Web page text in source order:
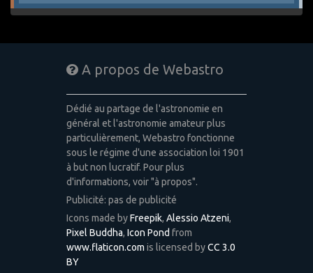
A propos de Webastro
Dédié au partage de l'astronomie en
général et l'astronomie amateur plus
particulièrement, Webastro fonctionne
sous le régime d'une association loi 1901
à but non lucratif. Pour plus
d'informations, voir "à propos".
Publicité: pas de publicité
Icons made byFreepik, Alessio Atzeni,
Pixel Buddha, Icon Pond from
www.flaticon.com is licensed byCC 3.0
BY